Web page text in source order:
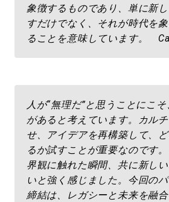
象徴するものであり、単に新
すだけでなく、それが時代を
ることを意味しています。
人が“無理だ”と思うことにこ
があると考えています。カル
せ、アイデアを再構築して、
るか試すことが重要なのです
界観に触れた瞬間、共に新し
いと強く感じました。今回の
締結は、レガシーと未来を融